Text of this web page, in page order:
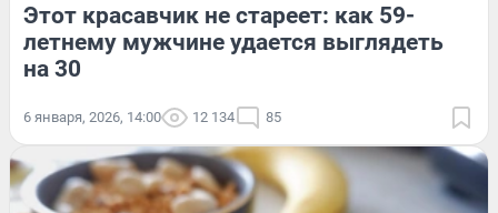
Этот красавчик не стареет: как 59-
летнему мужчине удается выглядеть
на 30
6 января, 2026, 14:00 12 134 85